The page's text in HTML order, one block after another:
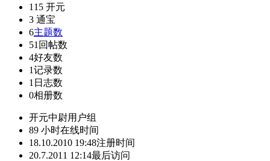
115 开元
3 通宝
6主题数
51 回帖数
4好友数
1记录数
1 日志数
0相册数
开元中尉用户组
89 小时在线时间
18.10.2010 19:48注册时间
20.7.2011 12:14最后访问